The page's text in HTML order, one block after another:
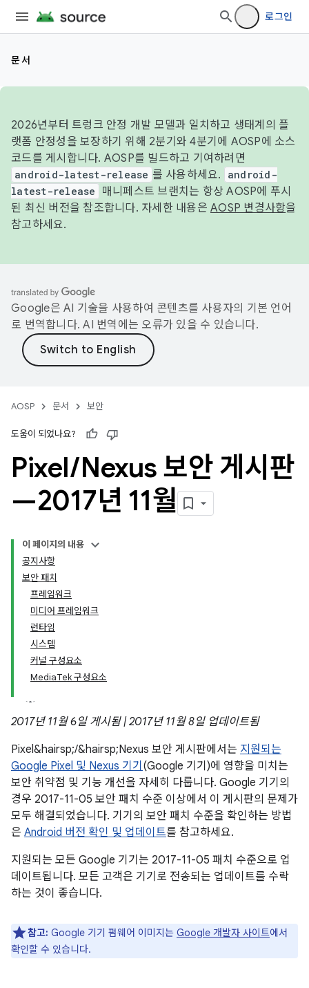
로그인
문서
2026년부터 트렁크 안정 개발 모델과 일치하고 생태계의 플
랫폼 안정성을 보장하기 위해 2분기와 4분기에 AOSP에 소스
코드를 게시합니다. AOSP를 빌드하고 기여하려면
android-latest-release 를 사용하세요.
android-
latest-release
매니페스트 브랜치는 항상 AOSP에 푸시
된 최신 버전을 참조합니다. 자세한 내용은 AOSP 변경사항을
참고하세요.
Google은 AI 기술을 사용하여 콘텐츠를 사용자의 기본 언어
로 번역합니다. AI 번역에는 오류가 있을 수 있습니다.
AOSP 문서 보안
도움이 되었나요?
Pixel/Nexus 보안 게시판
—2017년 11월
이 페이지의 내용
공지사항
보안 패치
프레임워크
미디어 프레임워크
런타임
시스템
커널 구성요소
MediaTek 구성요소
2017년 11월 6일 게시됨 | 2017년 11월 8일 업데이트됨
Pixel&hairsp;/&hairsp;Nexus 보안 게시판에서는 지원되는
Google Pixel 및 Nexus 기기 (Google 기기)에 영향을 미치는
보안 취약점 및 기능 개선을 자세히 다룹니다. Google 기기의
경우 2017-11-05 보안 패치 수준 이상에서 이 게시판의 문제가
모두 해결되었습니다. 기기의 보안 패치 수준을 확인하는 방법
은 Android 버전 확인 및 업데이트를 참고하세요.
지원되는 모든 Google 기기는 2017-11-05 패치 수준으로 업
데이트됩니다. 모든 고객은 기기로 전송되는 업데이트를 수락
하는 것이 좋습니다.
참고: Google 기기 펌웨어 이미지는 Google 개발자 사이트에서
확인할 수 있습니다.